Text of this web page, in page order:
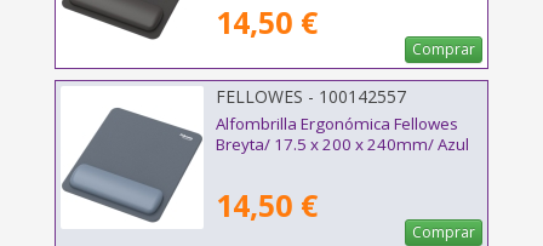
14,50 €
Comprar
FELLOWES - 100142557
Alfombrilla Ergonómica Fellowes
Breyta/ 17.5 x 200 x 240mm/ Azul
14,50 €
Comprar